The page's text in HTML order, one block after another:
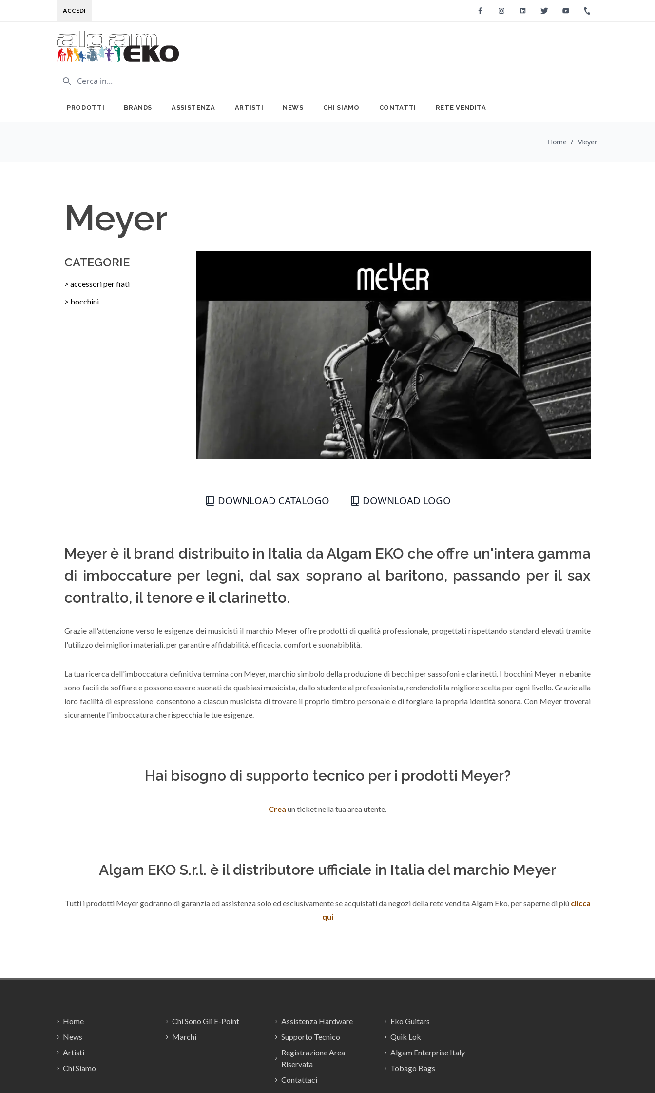
ACCEDI FacebookInstagramLinkedinTwitter Youtube
PRODOTTI BRANDS ASSISTENZA ARTISTI NEWS CHI SIAMO CONTATTI RETE VENDITA
Home / Meyer
Meyer
CATEGORIE
> accessori per fiati
> bocchini
DOWNLOAD CATALOGO DOWNLOAD LOGO
Meyer è il brand distribuito in Italia da Algam EKO che offre un'intera gamma
di imboccature per legni, dal sax soprano al baritono, passando per il sax
contralto, il tenore e il clarinetto.
Grazie all'attenzione verso le esigenze dei musicisti il marchio Meyer offre prodotti di qualità professionale, progettati rispettando standard elevati tramite
l'utilizzo dei migliori materiali, per garantire affidabilità, efficacia, comfort e suonabiblità.
La tua ricerca dell'imboccatura definitiva termina con Meyer, marchio simbolo della produzione di becchi per sassofoni e clarinetti. I bocchini Meyer in ebanite
sono facili da soffiare e possono essere suonati da qualsiasi musicista, dallo studente al professionista, rendendoli la migliore scelta per ogni livello. Grazie alla
loro facilità di espressione, consentono a ciascun musicista di trovare il proprio timbro personale e di forgiare la propria identità sonora. Con Meyer troverai
sicuramente l'imboccatura che rispecchia le tue esigenze.
Hai bisogno di supporto tecnico per i prodotti Meyer?
Crea un ticket nella tua area utente.
Algam EKO S.r.l. è il distributore ufficiale in Italia del marchio Meyer
Tutti i prodotti Meyer godranno di garanzia ed assistenza solo ed esclusivamente se acquistati da negozi della rete vendita Algam Eko, per saperne di più clicca
qui
Home
News
Artisti
Chi Siamo
Chi Sono Gli E-Point
Marchi
Assistenza Hardware
Supporto Tecnico
Registrazione Area
Riservata
Contattaci
Eko Guitars
Quik Lok
Algam Enterprise Italy
Tobago Bags